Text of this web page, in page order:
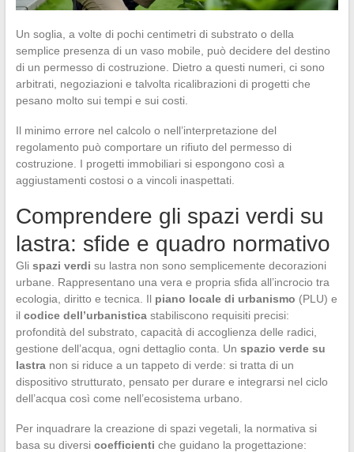
Un soglia, a volte di pochi centimetri di substrato o della
semplice presenza di un vaso mobile, può decidere del destino
di un permesso di costruzione. Dietro a questi numeri, ci sono
arbitrati, negoziazioni e talvolta ricalibrazioni di progetti che
pesano molto sui tempi e sui costi.
Il minimo errore nel calcolo o nell’interpretazione del
regolamento può comportare un rifiuto del permesso di
costruzione. I progetti immobiliari si espongono così a
aggiustamenti costosi o a vincoli inaspettati.
Comprendere gli spazi verdi su
lastra: sfide e quadro normativo
Gli spazi verdi su lastra non sono semplicemente decorazioni
urbane. Rappresentano una vera e propria sfida all’incrocio tra
ecologia, diritto e tecnica. Il piano locale di urbanismo (PLU) e
il codice dell’urbanisticastabiliscono requisiti precisi:
profondità del substrato, capacità di accoglienza delle radici,
gestione dell’acqua, ogni dettaglio conta. Un spazio verde su
lastranon si riduce a un tappeto di verde: si tratta di un
dispositivo strutturato, pensato per durare e integrarsi nel ciclo
dell’acqua così come nell’ecosistema urbano.
Per inquadrare la creazione di spazi vegetali, la normativa si
basa su diversi coefficienti che guidano la progettazione: